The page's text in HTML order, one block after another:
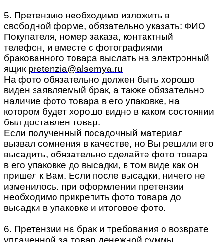
5. Претензию необходимо изложить в
свободной форме, обязательно указать: ФИО
Покупателя, номер заказа, контактный
телефон, и вместе с фотографиями
бракованного товара выслать на электронный
ящик pretenzia@alsemya.ru
На фото обязательно должен быть хорошо
виден заявляемый брак, а также обязательно
наличие фото товара в его упаковке, на
котором будет хорошо видно в каком состоянии
был доставлен товар.
Если полученный посадочный материал
вызвал сомнения в качестве, но Вы решили его
высадить, обязательно сделайте фото товара
в его упаковке до высадки, в том виде как он
пришел к Вам. Если после высадки, ничего не
изменилось, при оформлении претензии
необходимо прикрепить фото товара до
высадки в упаковке и итоговое фото.
6. Претензии на брак и требования о возврате
уплаченной за товар денежной суммы